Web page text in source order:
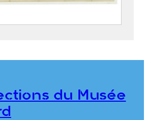
du Musée